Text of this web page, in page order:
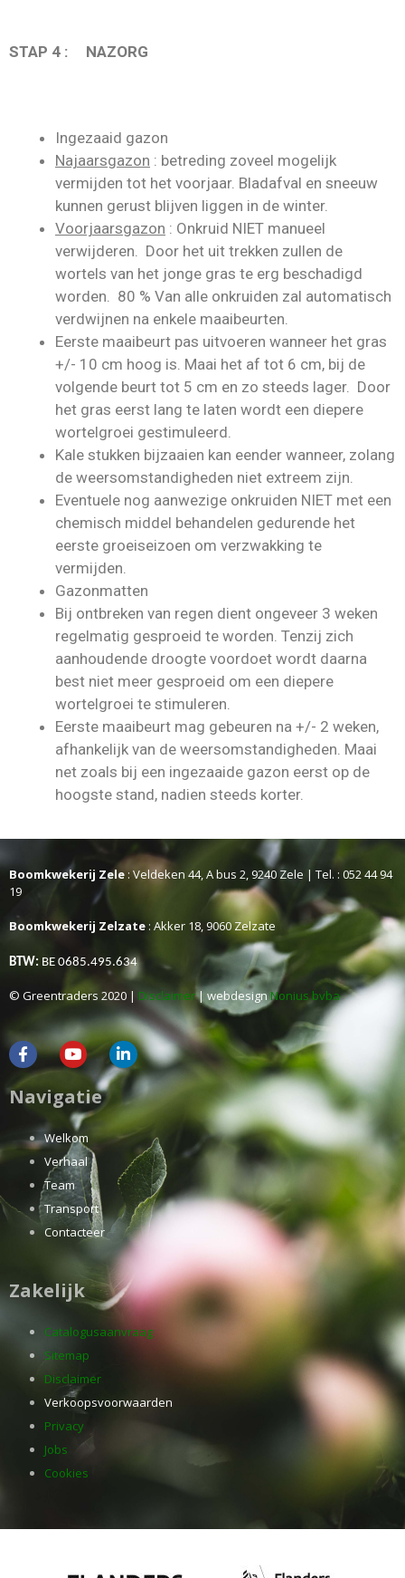
STAP 4 : NAZORG
Ingezaaid gazon
Najaarsgazon : betreding zoveel mogelijk
vermijden tot het voorjaar. Bladafval en sneeuw
kunnen gerust blijven liggen in de winter.
Voorjaarsgazon : Onkruid NIET manueel
verwijderen. Door het uit trekken zullen de
wortels van het jonge gras te erg beschadigd
worden. 80 % Van alle onkruiden zal automatisch
verdwijnen na enkele maaibeurten.
Eerste maaibeurt pas uitvoeren wanneer het gras
+/- 10 cm hoog is. Maai het af tot 6 cm, bij de
volgende beurt tot 5 cm en zo steeds lager. Door
het gras eerst lang te laten wordt een diepere
wortelgroei gestimuleerd.
Kale stukken bijzaaien kan eender wanneer, zolang
de weersomstandigheden niet extreem zijn.
Eventuele nog aanwezige onkruiden NIET met een
chemisch middel behandelen gedurende het
eerste groeiseizoen om verzwakking te
vermijden.
Gazonmatten
Bij ontbreken van regen dient ongeveer 3 weken
regelmatig gesproeid te worden. Tenzij zich
aanhoudende droogte voordoet wordt daarna
best niet meer gesproeid om een diepere
wortelgroei te stimuleren.
Eerste maaibeurt mag gebeuren na +/- 2 weken,
afhankelijk van de weersomstandigheden. Maai
net zoals bij een ingezaaide gazon eerst op de
hoogste stand, nadien steeds korter.
Boomkwekerij Zele: Veldeken 44, A bus 2, 9240 Zele | Tel. : 052 44 94
19
Boomkwekerij Zelzate : Akker 18, 9060 Zelzate
BTW: BE 0685.495.634
© Greentraders 2020 | Disclaimer| webdesignNonius bvba
Navigatie
Welkom
Verhaal
Team
Transport
Contacteer
Zakelijk
Catalogusaanvraag
Sitemap
Disclaimer
Verkoopsvoorwaarden
Privacy
Jobs
Cookies